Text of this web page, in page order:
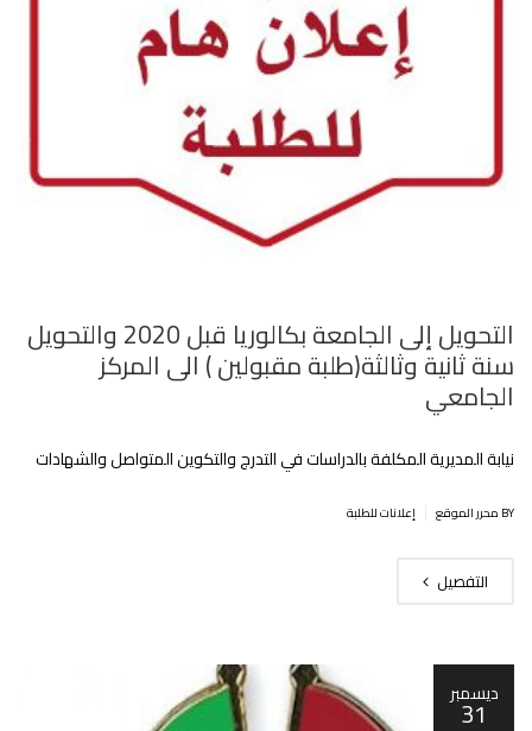
التحويل إلى الجامعة بكالوريا قبل 2020 والتحويل
سنة ثانية وثالثة(طلبة مقبولين ) الى المركز
الجامعي
نيابة المديرية المكلفة بالدراسات في التدرج والتكوين المتواصل والشهادات
BY محرر الموقع إعلانات للطلبة
التفصيل
ديسمبر
31